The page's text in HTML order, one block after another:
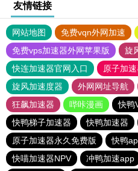
友情链接
网站地图 免费vqn外网加速
免费vps加速器外网苹果版
旋
快连加速器官网入口
原子加速
旋风加速度器
外网网址导航
狂飙加速器
哔咔漫画 快鸭
快鸭梯子加速器
快鸭加速器
原子加速器永久免费版
快鸭
快喵加速器NPV
冲鸭加速app